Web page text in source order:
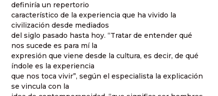
definiría un repertorio
característico de la experiencia que ha vivido la
civilización desde mediados
del siglo pasado hasta hoy. “Tratar de entender qué
nos sucede es para mí la
expresión que viene desde la cultura, es decir, de qué
índole es la experiencia
que nos toca vivir”, según el especialista la explicación
se vincula con la